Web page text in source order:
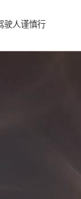
驶人谨慎行